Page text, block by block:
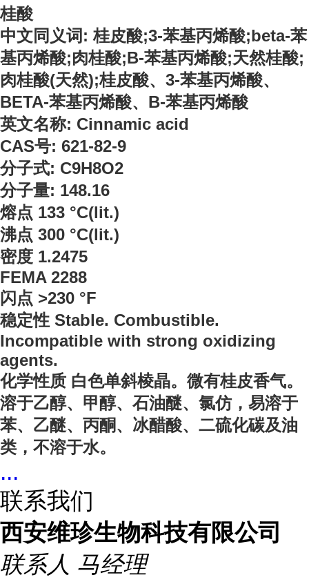
桂酸
中文同义词: 桂皮酸;3-苯基丙烯酸;beta-苯
基丙烯酸;肉桂酸;Β-苯基丙烯酸;天然桂酸;
肉桂酸(天然);桂皮酸、3-苯基丙烯酸、
BETA-苯基丙烯酸、Β-苯基丙烯酸
英文名称: Cinnamic acid
CAS号: 621-82-9
分子式: C9H8O2
分子量: 148.16
熔点 133 °C(lit.)
沸点 300 °C(lit.)
密度 1.2475
FEMA 2288
闪点 >230 °F
稳定性 Stable. Combustible.
Incompatible with strong oxidizing
agents.
化学性质 白色单斜棱晶。微有桂皮香气。
溶于乙醇、甲醇、石油醚、氯仿，易溶于
苯、乙醚、丙酮、冰醋酸、二硫化碳及油
类，不溶于水。
...
联系我们
西安维珍生物科技有限公司
联系人 马经理